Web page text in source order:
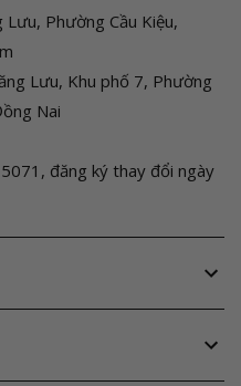
Phường Cầu Kiệu,
Lưu, Khu phố 7, Phường
Nai
đăng ký thay đổi ngày